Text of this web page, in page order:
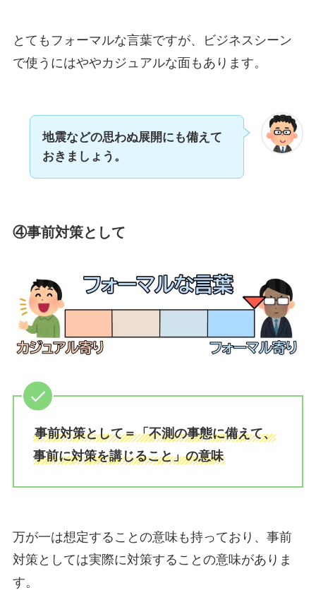
とてもフォーマルな言葉ですが、ビジネスシーン
で使うにはややカジュアルな面もあります。
地震などの思わぬ展開にも備えて
おきましょう。
④事前対策として
事前対策として＝「不測の事態に備えて、
事前に対策を講じること」の意味
万が一は想定することの意味も持っており、事前
対策としては実際に対策することの意味がありま
す。